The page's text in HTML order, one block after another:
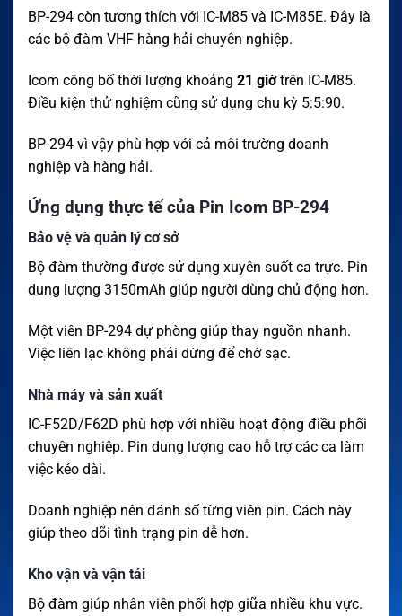
BP-294 còn tương thích với IC-M85 và IC-M85E. Đây là
các bộ đàm VHF hàng hải chuyên nghiệp.
Icom công bố thời lượng khoảng 21 giờtrên IC-M85.
Điều kiện thử nghiệm cũng sử dụng chu kỳ 5:5:90.
BP-294 vì vậy phù hợp với cả môi trường doanh
nghiệp và hàng hải.
Ứng dụng thực tế của Pin Icom BP-294
Bảo vệ và quản lý cơ sở
Bộ đàm thường được sử dụng xuyên suốt ca trực. Pin
dung lượng 3150mAh giúp người dùng chủ động hơn.
Một viên BP-294 dự phòng giúp thay nguồn nhanh.
Việc liên lạc không phải dừng để chờ sạc.
Nhà máy và sản xuất
IC-F52D/F62D phù hợp với nhiều hoạt động điều phối
chuyên nghiệp. Pin dung lượng cao hỗ trợ các ca làm
việc kéo dài.
Doanh nghiệp nên đánh số từng viên pin. Cách này
giúp theo dõi tình trạng pin dễ hơn.
Kho vận và vận tải
Bộ đàm giúp nhân viên phối hợp giữa nhiều khu vực.